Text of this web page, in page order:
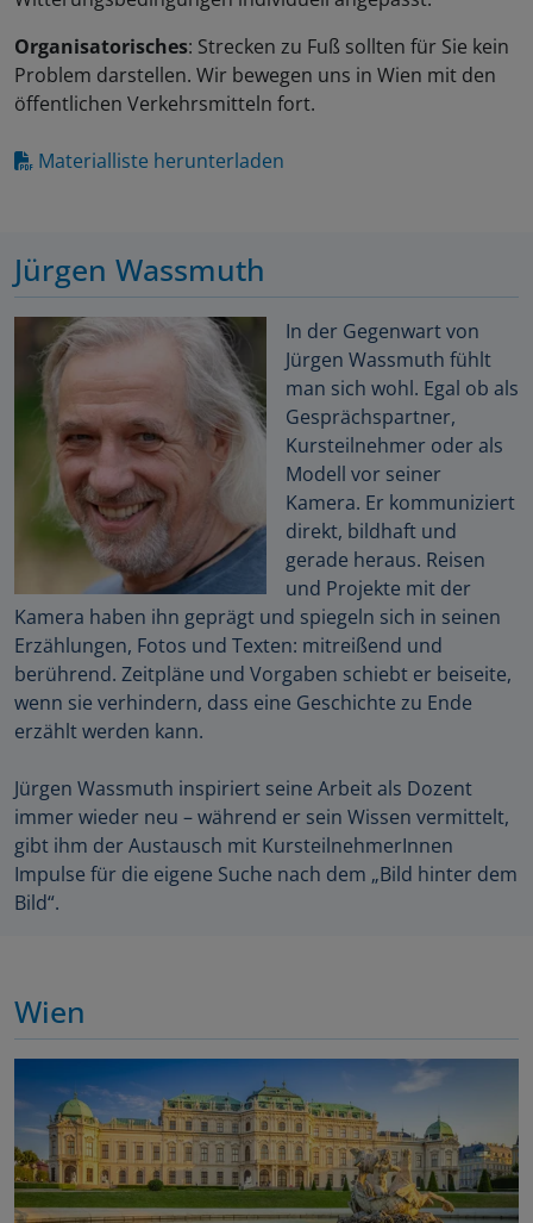
Organisatorisches: Strecken zu Fuß sollten für Sie kein
Problem darstellen. Wir bewegen uns in Wien mit den
öffentlichen Verkehrsmitteln fort.
Materialliste herunterladen
Jürgen Wassmuth
In der Gegenwart von
Jürgen Wassmuth fühlt
man sich wohl. Egal ob als
Gesprächspartner,
Kursteilnehmer oder als
Modell vor seiner
Kamera. Er kommuniziert
direkt, bildhaft und
gerade heraus. Reisen
und Projekte mit der
Kamera haben ihn geprägt und spiegeln sich in seinen
Erzählungen, Fotos und Texten: mitreißend und
berührend. Zeitpläne und Vorgaben schiebt er beiseite,
wenn sie verhindern, dass eine Geschichte zu Ende
erzählt werden kann.
Jürgen Wassmuth inspiriert seine Arbeit als Dozent
immer wieder neu – während er sein Wissen vermittelt,
gibt ihm der Austausch mit KursteilnehmerInnen
Impulse für die eigene Suche nach dem „Bild hinter dem
Bild“.
Wien